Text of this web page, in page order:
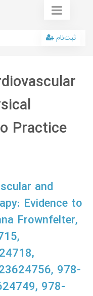
ثبت‌نام
Practice
and
Evidence to
Frownfelter,
978-
978-